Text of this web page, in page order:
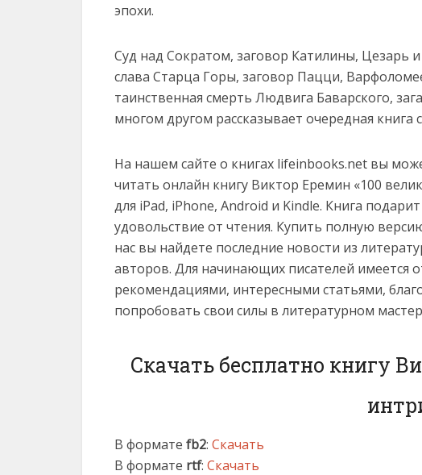
эпохи.
Суд над Сократом, заговор Катилины, Цезарь
слава Старца Горы, заговор Пацци,
таинственная смерть Людвига Баварского,
многом другом рассказывает очередная книга
На нашем сайте о книгах lifeinbooks.net вы
читать онлайн книгу Виктор Еремин «100
для iPad, iPhone, Android и Kindle. Книга
удовольствие от чтения. Купить полную
нас вы найдете последние новости из
авторов. Для начинающих писателей имеется
рекомендациями, интересными статьями,
попробовать свои силы в литературном
Скачать бесплатно книгу
В формате fb2: Скачать
В формате rtf: Скачать